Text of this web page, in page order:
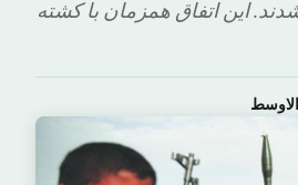
این اتفاق همزمان با کشته